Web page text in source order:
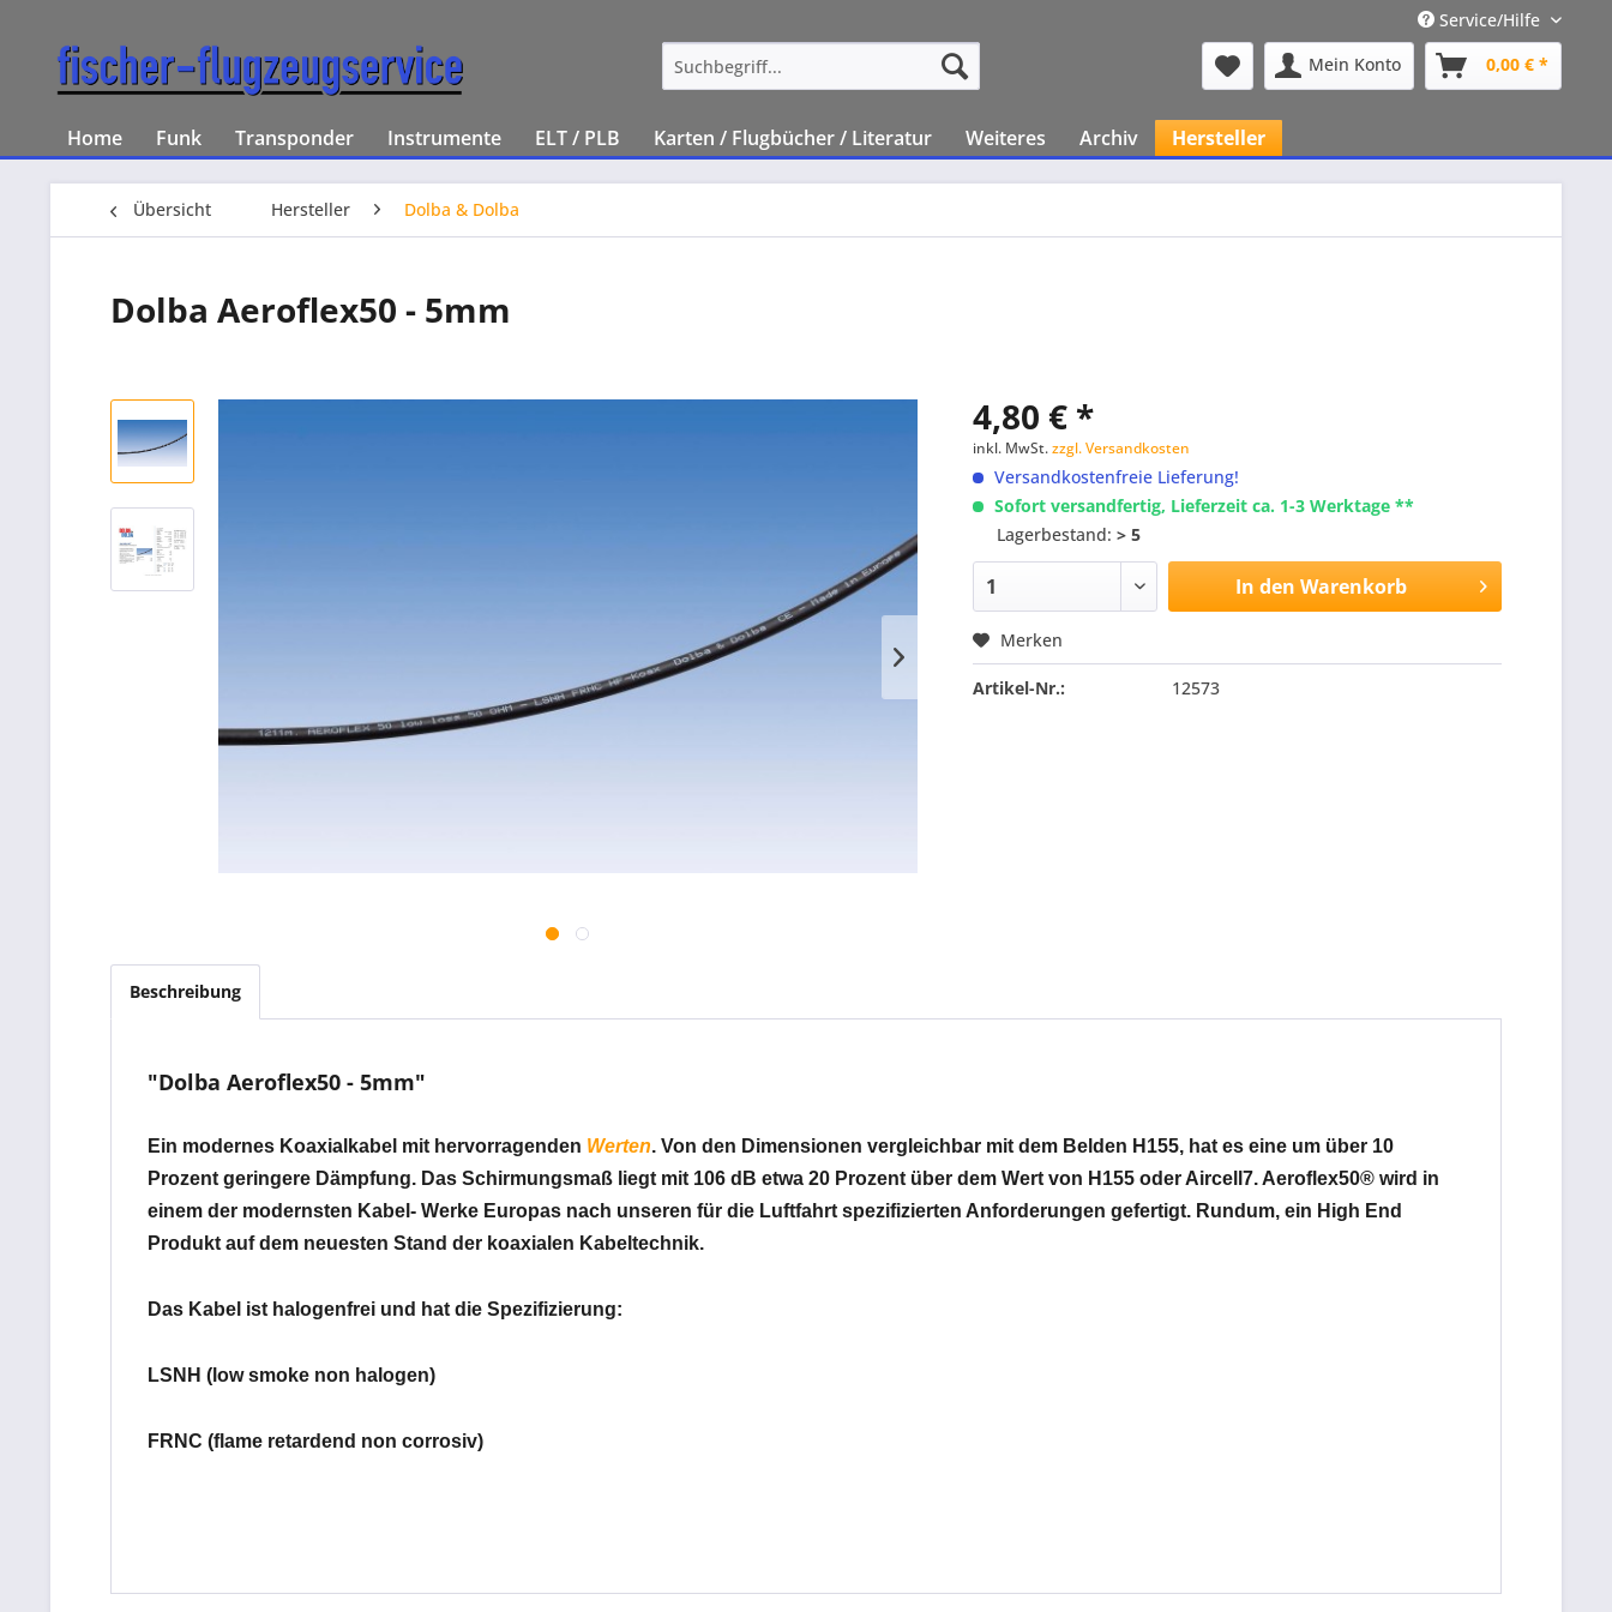
Service/Hilfe
Mein Konto
0,00 € *
Home Funk Transponder Instrumente ELT / PLB Karten / Flugbücher / Literatur Weiteres Archiv Hersteller
Übersicht Hersteller Dolba & Dolba
Dolba Aeroflex50 - 5mm
4,80 € *
inkl. MwSt.zzgl. Versandkosten
Versandkostenfreie Lieferung!
Sofort versandfertig, Lieferzeit ca. 1-3 Werktage **
Lagerbestand:> 5
In den Warenkorb
Merken
Artikel-Nr.: 12573
Beschreibung
"Dolba Aeroflex50 - 5mm"
Ein modernes Koaxialkabel mit hervorragenden Werten. Von den Dimensionen vergleichbar mit dem Belden H155, hat es eine um über 10
Prozent geringere Dämpfung. Das Schirmungsmaß liegt mit 106 dB etwa 20 Prozent über dem Wert von H155 oder Aircell7. Aeroflex50® wird in
einem der modernsten Kabel- Werke Europas nach unseren für die Luftfahrt spezifizierten Anforderungen gefertigt. Rundum, ein High End
Produkt auf dem neuesten Stand der koaxialen Kabeltechnik.
Das Kabel ist halogenfrei und hat die Spezifizierung:
LSNH (low smoke non halogen)
FRNC (flame retardend non corrosiv)